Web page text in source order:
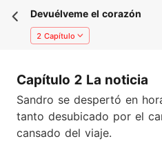
Devuélveme el corazón
2 Capítulo
Capítulo 2 La noticia
Sandro se despertó en
tanto desubicado por el
cansado del viaje.